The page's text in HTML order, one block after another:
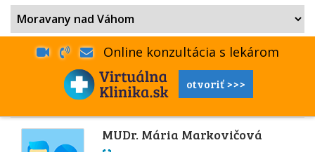
Online konzultácia s lekárom
otvoriť >>>
MUDr. Mária Markovičová